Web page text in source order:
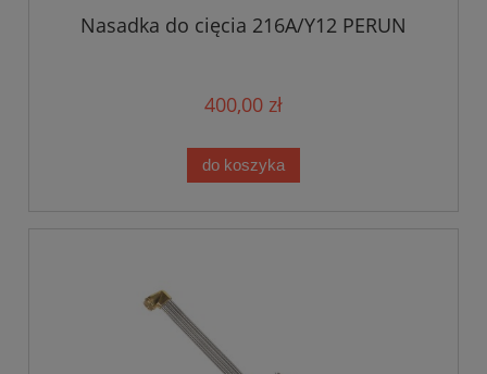
Nasadka do cięcia 216A/Y12 PERUN
400,00 zł
do koszyka